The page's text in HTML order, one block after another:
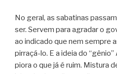
No geral, as sabatinas
ser. Servem para agradar o
ao indicado que nem sempre
pirraçá-lo. E a ideia do
piora o que já é ruim. Mistura